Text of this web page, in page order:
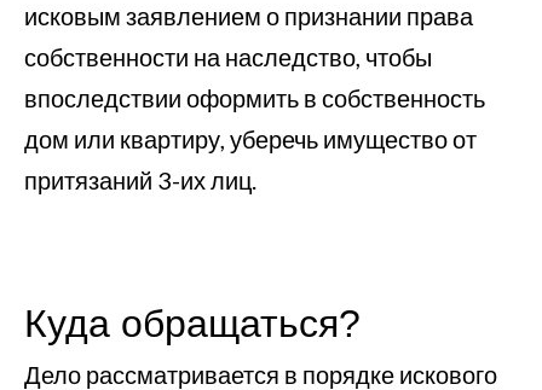
исковым заявлением о признании права
собственности на наследство, чтобы
впоследствии оформить в собственность
дом или квартиру, уберечь имущество от
притязаний 3-их лиц.
Куда обращаться?
Дело рассматривается в порядке искового